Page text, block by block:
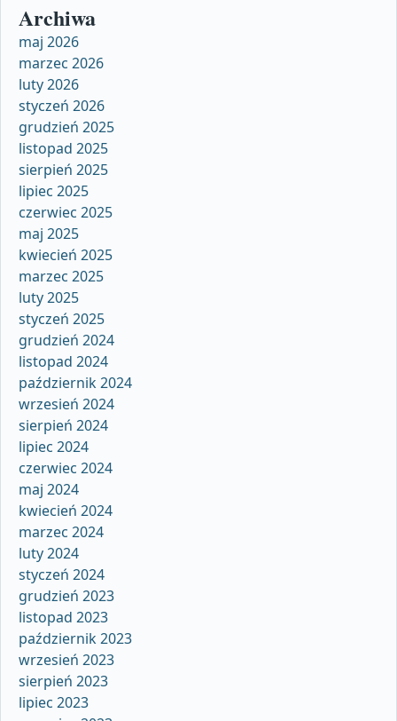
Archiwa
maj 2026
marzec 2026
luty 2026
styczeń 2026
grudzień 2025
listopad 2025
sierpień 2025
lipiec 2025
czerwiec 2025
maj 2025
kwiecień 2025
marzec 2025
luty 2025
styczeń 2025
grudzień 2024
listopad 2024
październik 2024
wrzesień 2024
sierpień 2024
lipiec 2024
czerwiec 2024
maj 2024
kwiecień 2024
marzec 2024
luty 2024
styczeń 2024
grudzień 2023
listopad 2023
październik 2023
wrzesień 2023
sierpień 2023
lipiec 2023